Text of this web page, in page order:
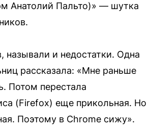
Анатолий Пальто)» — шутка
и недостатки. Одна
рассказала: «Мне раньше
Потом перестала
(Firefox) еще прикольная. Но
Поэтому в Chrome сижу».